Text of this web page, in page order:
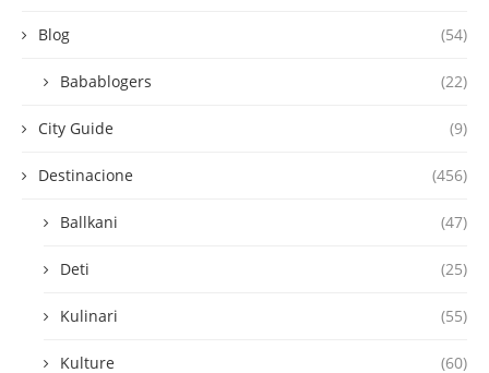
Blog (54)
Babablogers (22)
City Guide (9)
Destinacione (456)
Ballkani (47)
Deti (25)
Kulinari (55)
Kulture (60)